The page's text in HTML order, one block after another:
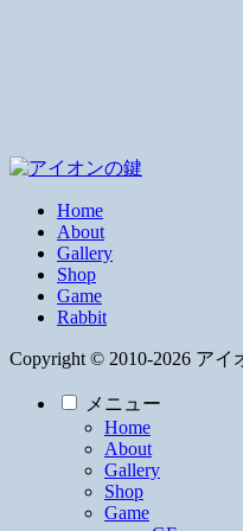
Home
About
Gallery
Shop
Game
Rabbit
Copyright © 2010-2026 アイ
メニュー
Home
About
Gallery
Shop
Game